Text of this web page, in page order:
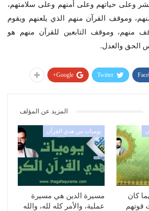
وعلى حياتهم وعلى أمنهم وعلى سلامتهم،
وموقف القرآن منهم الذي يلعنهم ويقوم
منهم، وموقف التابعين للقرآن منهم هو
الحق والعدل.
Twitter
Google+
المزيد عن المؤلف
كان
قوتهم
يوميات من هدي القرآن
مسيرة الدين هي مسيرة
عملية، والأمر كله لله، والله